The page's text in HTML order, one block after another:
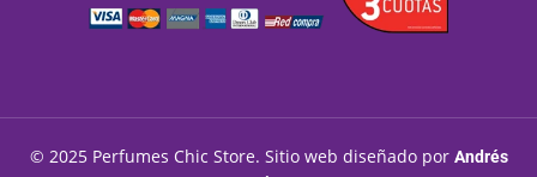
© 2025 Perfumes Chic Store. Sitio web diseñado por Andrés